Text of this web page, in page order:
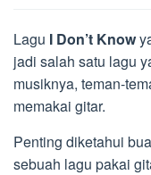
Lagu I Don’t Know
jadi salah satu lagu
musiknya, teman-
memakai gitar.
Penting diketahui
sebuah lagu pakai